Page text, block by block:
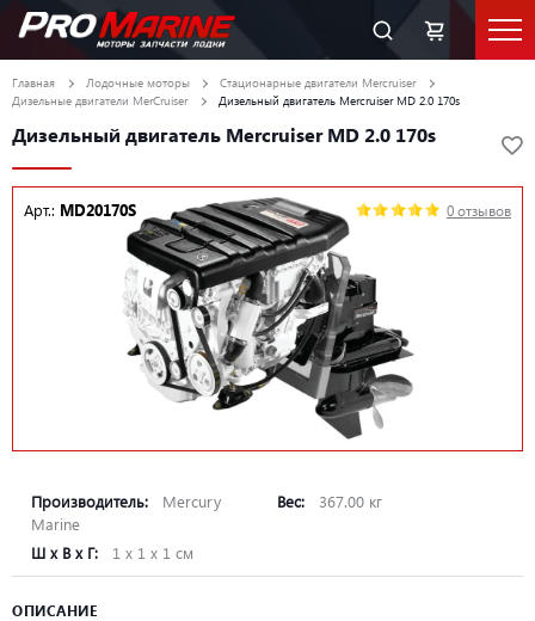
Главная Лодочные моторы
Стационарные двигатели Mercruiser
Дизельные двигатели MerCruiser
Дизельный двигатель Mercruiser MD 2.0 170s
Дизельный двигатель Mercruiser MD 2.0 170s
Арт.: MD20170S 0 отзывов
Производитель:
Mercury
Marine
Вес: 367.00 кг
Ш х В х Г: 1 х 1 х 1 см
ОПИСАНИЕ